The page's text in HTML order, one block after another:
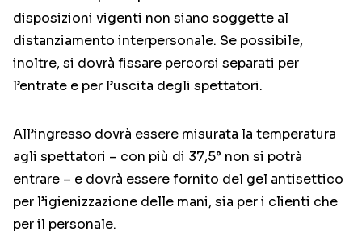
disposizioni vigenti non siano soggette al
distanziamento interpersonale. Se possibile,
inoltre, si dovrà fissare percorsi separati per
l’entrate e per l’uscita degli spettatori.
All’ingresso dovrà essere misurata la temperatura
agli spettatori – con più di 37,5° non si potrà
entrare – e dovrà essere fornito del gel antisettico
per l’igienizzazione delle mani, sia per i clienti che
per il personale.